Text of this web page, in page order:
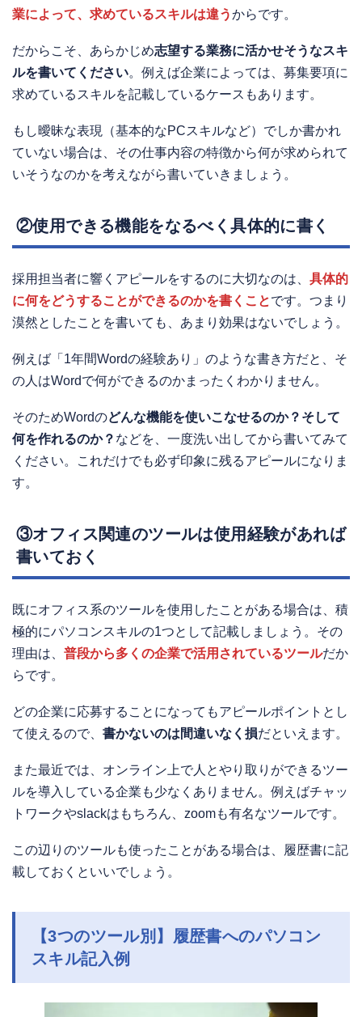
業によって、求めているスキルは違うからです。
だからこそ、あらかじめ志望する業務に活かせそうなスキ
ルを書いてください。例えば企業によっては、募集要項に
求めているスキルを記載しているケースもあります。
もし曖昧な表現（基本的なPCスキルなど）でしか書かれ
ていない場合は、その仕事内容の特徴から何が求められて
いそうなのかを考えながら書いていきましょう。
②使用できる機能をなるべく具体的に書く
採用担当者に響くアピールをするのに大切なのは、 具体的
に何をどうすることができるのかを書くことです。つまり
漠然としたことを書いても、あまり効果はないでしょう。
例えば「1年間Wordの経験あり」のような書き方だと、そ
の人はWordで何ができるのかまったくわかりません。
そのためWordのどんな機能を使いこなせるのか？そして
何を作れるのか？ などを、一度洗い出してから書いてみて
ください。これだけでも必ず印象に残るアピールになりま
す。
③オフィス関連のツールは使用経験があれば
書いておく
既にオフィス系のツールを使用したことがある場合は、積
極的にパソコンスキルの1つとして記載しましょう。その
理由は、 普段から多くの企業で活用されているツールだか
らです。
どの企業に応募することになってもアピールポイントとし
て使えるので、 書かないのは間違いなく損だといえます。
また最近では、オンライン上で人とやり取りができるツー
ルを導入している企業も少なくありません。例えばチャッ
トワークやslackはもちろん、zoomも有名なツールです。
この辺りのツールも使ったことがある場合は、履歴書に記
載しておくといいでしょう。
【3つのツール別】履歴書へのパソコン
スキル記入例